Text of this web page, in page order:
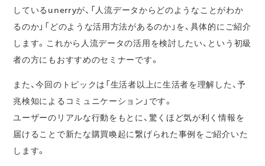
しているunerryが、「人流データからどのようなことがわか
るのか」「どのような活用方法があるのか」を、具体的にご紹介
します。これから人流データの活用を検討したい、という初級
者の方にもおすすめのセミナーです。
また、今回のトピックは「生活者以上に生活者を理解した、予
兆検知によるコミュニケーション」です。
ユーザーのリアルな行動をもとに、驚くほど気が利く情報を
届けることで新たな購買喚起に繋げられた事例をご紹介いた
します。